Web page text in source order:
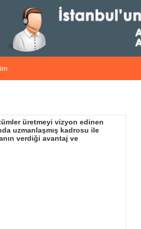
üretmeyi vizyon edinen
uzmanlaşmış kadrosu ile
verdiği avantaj ve